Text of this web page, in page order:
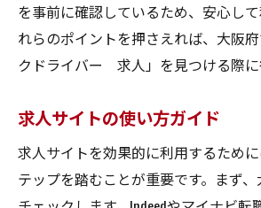
を事前に確認しているため、安心し
れらのポイントを押さえれば、大阪
クドライバー 求人」を見つける際に
求人サイトの使い方ガイド
求人サイトを効果的に利用するため
テップを踏むことが重要です。まず